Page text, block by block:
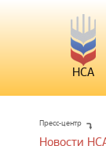
НСА
Пресс-центр
Новости